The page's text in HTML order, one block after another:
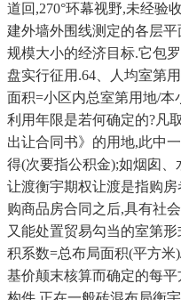
道回,270°环幕视野,未经验
建外墙外围线测定的各层
规模大小的经济目标.它包
盘实行征用.64、人均室第
面积=小区内总室第用地/本
利用年限是若何确定的?凡
出让合同书》的用地,此中
得(次要指公积金);如烟囱、
让渡衡宇期权让渡是指购
购商品房合同之后,具有社
又能处置贸易勾当的室第
积系数=总布局面积(平方米
基价颠末核算而确定的每